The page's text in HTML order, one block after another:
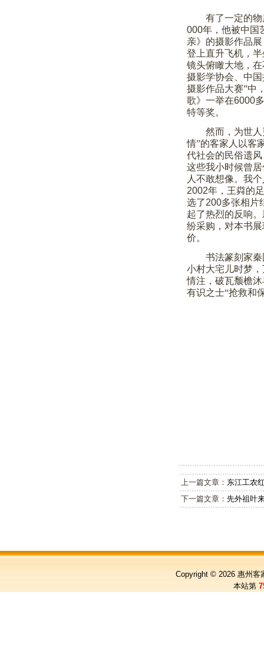
有了一定的
000年，他被中国
亲》的摄影作品
登上直升飞机，
镜头俯瞰大地，
摄影学协会、中
摄影作品大赛”中
歌》一举在6000
特等奖。
然而，为世
情”的客家人以客
代社会的民俗遗
这些我小时候曾
人不敢想像。我
2002年，王粦的
选了200多张相片
起了热烈的反响
纷采购，对本书
价。
书法篆刻家
小村大宅儿时梦
情注，破瓦颓檐
有识之士“抢救和
上一篇文章： 东江工农
下一篇文章：先外祖叶
Copyright © 2026 惠州客
本站第